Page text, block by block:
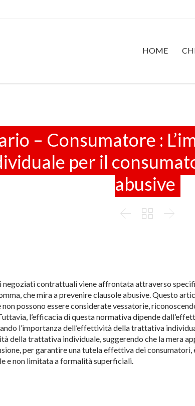
HOME
– Consumatore :
per il
abusive
  
negoziati contrattuali viene affrontata attraverso
che mira a prevenire clausole abusive. Questo
possono essere considerate vessatorie,
l’efficacia di questa normativa dipende
l’importanza dell’effettività della trattativa
della trattativa individuale, suggerendo che la mera
per garantire una tutela effettiva dei consumatori,
e non limitata a formalità superficiali.